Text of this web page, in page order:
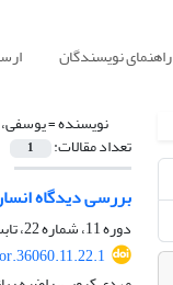
راهنمای نویسندگان
نویسنده =
تعداد مقالات: 1
بررسی دیدگاه
دوره 11، شماره 22، تابستان 1402، صفحه